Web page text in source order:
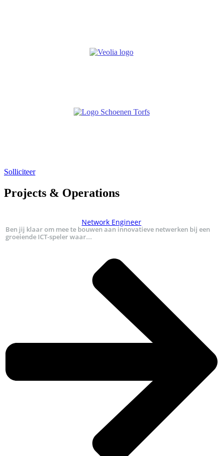
Solliciteer
Projects & Operations
Network Engineer
Ben jij klaar om mee te bouwen aan innovatieve netwerken bij een
groeiende ICT-speler waar...